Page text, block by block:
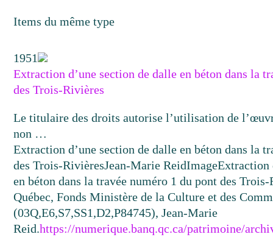
Items du même type
1951
Extraction d’une section de dalle en béton dans la
des Trois-Rivières
Le titulaire des droits autorise l’utilisation de
non …
Extraction d’une section de dalle en béton dans la
des Trois-RivièresJean-Marie ReidImageExtraction
en béton dans la travée numéro 1 du pont des
Québec, Fonds Ministère de la Culture et des
(03Q,E6,S7,SS1,D2,P84745), Jean-Marie
Reid.https://numerique.banq.qc.ca/patrimoine/